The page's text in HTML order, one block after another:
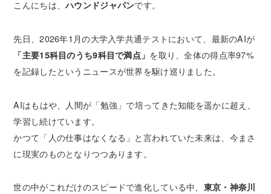
こんにちは、ハウンドジャパンです。
先日、2026年1月の大学入学共通テストにおいて、最新のAIが
「主要15科目のうち9科目で満点」 を取り、全体の得点率97%
を記録したというニュースが世界を駆け巡りました。
AIはもはや、人間が「勉強」で培ってきた知能を遥かに超え、
学習し続けています。
かつて「人の仕事はなくなる」と言われていた未来は、今まさ
に現実のものとなりつつあります。
世の中がこれだけのスピードで進化している中、 東京・神奈川